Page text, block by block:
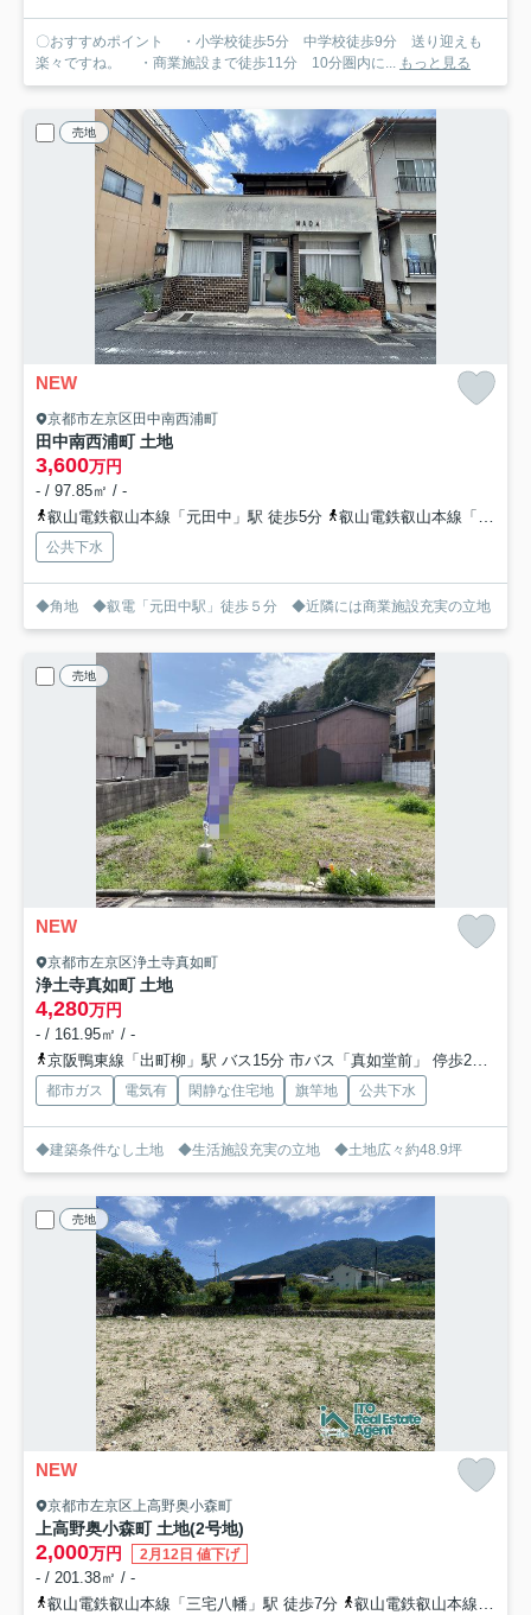
〇おすすめポイント ・小学校徒歩5分 中学校徒歩9分 送り迎えも
楽々ですね。 ・商業施設まで徒歩11分 10分圏内に... もっと見る
売地
NEW
京都市左京区田中南西浦町
田中南西浦町 土地
3,600万円
- / 97.85㎡ / -
叡山電鉄叡山本線「元田中」駅 徒歩5分
叡山電鉄叡山本線「茶山・京都芸術大学」駅 徒歩10分
公共下水
◆角地 ◆叡電「元田中駅」徒歩５分 ◆近隣には商業施設充実の立地
売地
NEW
京都市左京区浄土寺真如町
浄土寺真如町 土地
4,280万円
- / 161.95㎡ / -
京阪鴨東線「出町柳」駅 バス15分 市バス「真如堂前」 停歩2分
都市ガス 電気有 閑静な住宅地 旗竿地 公共下水
◆建築条件なし土地 ◆生活施設充実の立地 ◆土地広々約48.9坪
売地
NEW
京都市左京区上高野奥小森町
上高野奥小森町 土地(2号地)
2,000万円 2月12日 値下げ
- / 201.38㎡ / -
叡山電鉄叡山本線「三宅八幡」駅 徒歩7分
叡山電鉄叡山本線「八瀬比叡山口」駅 徒歩12分